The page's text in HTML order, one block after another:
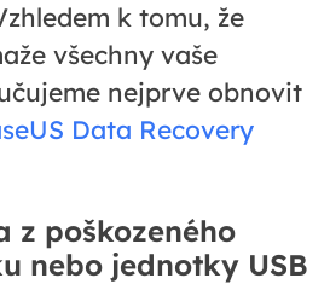
k tomu, že
všechny vaše
nejprve obnovit
Data Recovery
z poškozeného
nebo jednotky USB